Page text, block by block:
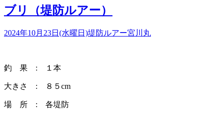
ブリ（堤防ルアー）
2024年10月23日(水曜日)堤防ルアー宮川丸
釣 果 : １本
大きさ : ８５cm
場 所 : 各堤防